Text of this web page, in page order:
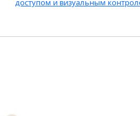
доступом и визуальным